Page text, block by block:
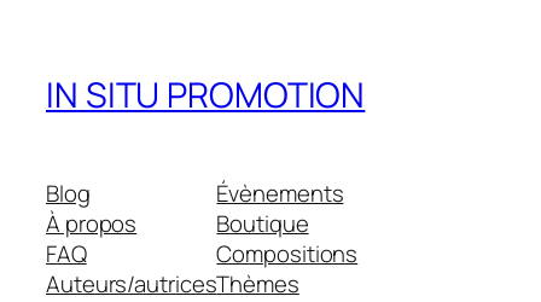
IN SITU PROMOTION
Blog
À propos
FAQ
Auteurs/autrices
Évènements
Boutique
Compositions
Thèmes